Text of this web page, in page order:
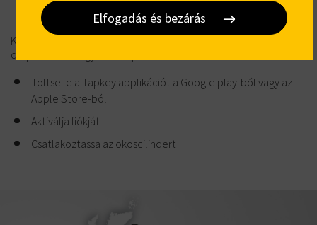
Kulcs nélküli bejutás otthonába, okostelefonja segítségével,
csupán három egyszerű lépésben:
Töltse le a Tapkey applikációt a Google play-ből vagy az
Apple Store-ból
Aktiválja fiókját
Csatlakoztassa az okoscilindert
Elfogadás és bezárás